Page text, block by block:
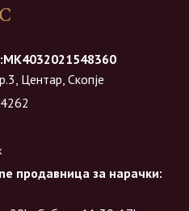
Центар, Скопје
продавница за нарачки: